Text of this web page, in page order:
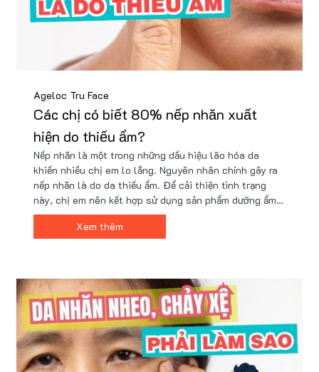
Ageloc Tru Face
Các chị có biết 80% nếp nhăn xuất
hiện do thiếu ẩm?
Nếp nhăn là một trong những dấu hiệu lão hóa da
khiến nhiều chị em lo lắng. Nguyên nhân chính gây ra
nếp nhăn là do da thiếu ẩm. Để cải thiện tình trạng
này, chị em nên kết hợp sử dụng sản phẩm dưỡng ẩm
chuyên sâu như ageLOC Tru Face Sandy Flor Essence
Lotion, tẩy tế bào chết thường xuyên và "nuôi dưỡng"
Xem thêm